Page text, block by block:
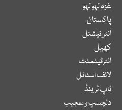
غزہ لہو لہو
پاکستان
انٹر نیشنل
کھیل
انٹرٹینمنٹ
لائف اسٹائل
ٹاپ ٹرینڈ
دلچسپ و عجیب